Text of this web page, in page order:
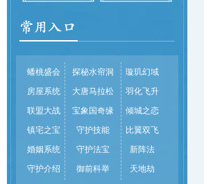
蟠桃盛会
房屋系统
联盟大战
镇宅之宝
婚姻系统
守护介绍
探秘水帘洞
大唐马拉松
宝象国奇缘
守护技能
守护法宝
御前科举
璇玑幻域
羽化飞升
倾城之恋
比翼双飞
新阵法
天地劫